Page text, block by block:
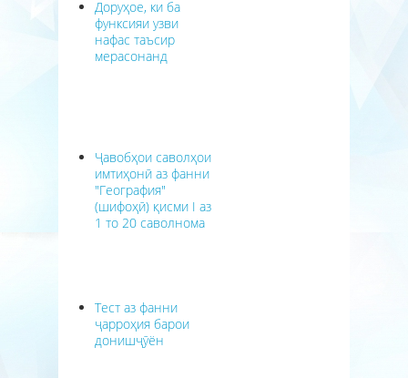
Доруҳое, ки ба
функсияи узви
нафас таъсир
мерасонанд
Ҷавобҳои саволҳои
имтиҳонӣ аз фанни
"География"
(шифоҳӣ) қисми I аз
1 то 20 саволнома
Тест аз фанни
ҷарроҳия барои
донишҷӯён